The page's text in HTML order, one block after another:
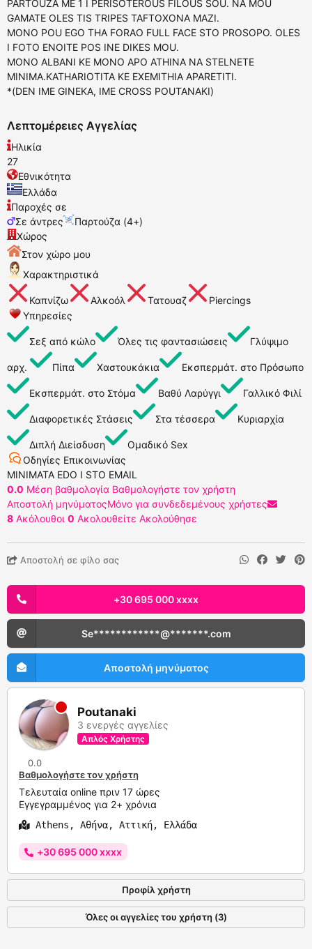
PARTOUZA ME 1 I PERISOTEROUS FILOUS SOU. NA MOU
GAMATE OLES TIS TRIPES TAFTOXONA MAZI.
MONO POU EGO THA FORAO FULL FACE STO PROSOPO. OLES
I FOTO ENOITE POS INE DIKES MOU.
MONO ALBANI KE MONO APO ATHINA NA STELNETE
MINIMA.KATHARIOTITA KE EXEMITHIA APARETITI.
*(DEN IME GINEKA, IME CROSS POUTANAKI)
Λεπτομέρειες Αγγελίας
Ηλικία
27
Εθνικότητα
Ελλάδα
Παροχές σε
Σε άντρες
Παρτούζα (4+)
Χώρος
Στον χώρο μου
Χαρακτηριστικά
Καπνίζω Αλκοόλ Τατουαζ
Piercings
Υπηρεσίες
Σεξ από κώλο Όλες τις φαντασιώσεις Γλύψιμο
αρχ. Πίπα Χαστουκάκια Εκσπερμάτ. στο Πρόσωπο
Εκσπερμάτ. στο Στόμα Βαθύ Λαρύγγι Γαλλικό Φιλί
Διαφορετικές Στάσεις Στα τέσσερα Κυριαρχία
Διπλή Διείσδυση
Ομαδικό Sex
Οδηγίες Επικοινωνίας
MINIMATA EDO I STO EMAIL
0.0 Μέση βαθμολογία Βαθμολογήστε τον χρήστη
Αποστολή μηνύματοςΜόνο για συνδεδεμένους χρήστες
8 Ακόλουθοι 0 Ακολουθείτε Ακολούθησε
Αποστολή σε φίλο σας
+30 695 000 xxxx
Se************@*******.com
Αποστολή μηνύματος
Poutanaki
3 ενεργές αγγελίες
Απλός Χρήστης
0.0
Βαθμολογήστε τον χρήστη
Τελευταία online πριν 17 ώρες
Εγγεγραμμένος για 2+ χρόνια
Athens, Αθήνα, Αττική, Ελλάδα
+30 695 000 xxxx
Προφίλ χρήστη
Όλες οι αγγελίες του χρήστη (3)